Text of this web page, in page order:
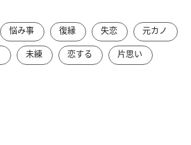
悩み事 復縁 失恋
元カノ
未練 恋する 片思い